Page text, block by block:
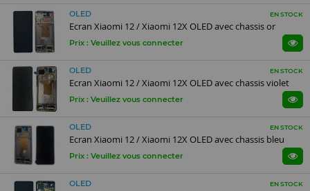
OLED EN STOCK
Ecran Xiaomi 12 / Xiaomi 12X OLED avec chassis or
Prix : Veuillez vous connecter
OLED EN STOCK
Ecran Xiaomi 12 / Xiaomi 12X OLED avec chassis violet
Prix : Veuillez vous connecter
OLED EN STOCK
Ecran Xiaomi 12 / Xiaomi 12X OLED avec chassis bleu
Prix : Veuillez vous connecter
OLED EN STOCK